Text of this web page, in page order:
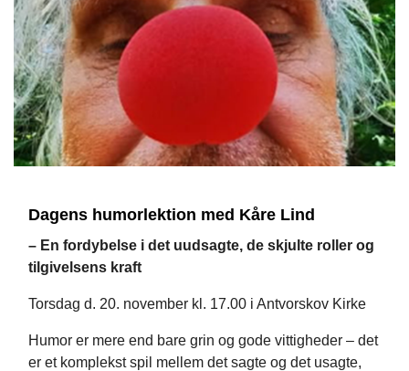
Dagens humorlektion med Kåre Lind
– En fordybelse i det uudsagte, de skjulte roller og
tilgivelsens kraft
Torsdag d. 20. november kl. 17.00 i Antvorskov Kirke
Humor er mere end bare grin og gode vittigheder – det
er et komplekst spil mellem det sagte og det usagte,